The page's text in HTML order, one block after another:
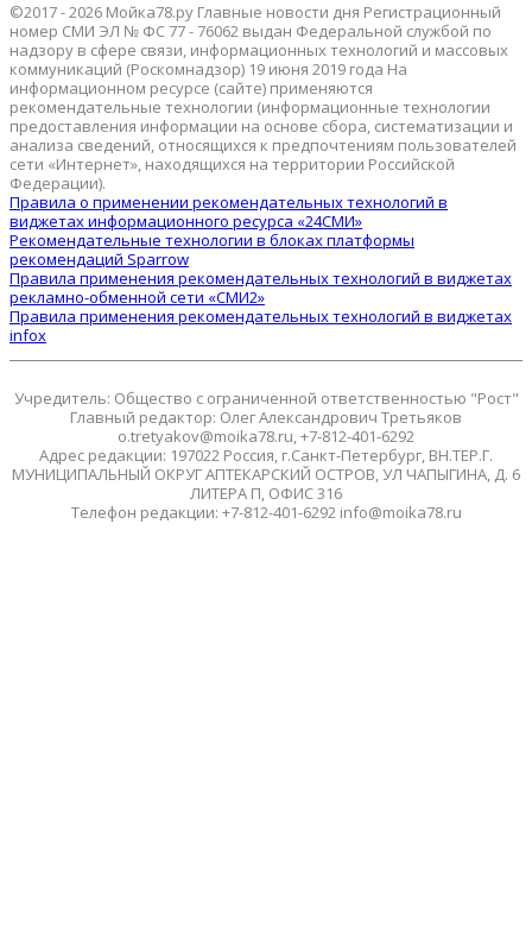
©2017 - 2026 Мойка78.ру Главные новости дня Регистрационный
номер СМИ ЭЛ № ФС 77 - 76062 выдан Федеральной службой по
надзору в сфере связи, информационных технологий и массовых
коммуникаций (Роскомнадзор) 19 июня 2019 года На
информационном ресурсе (сайте) применяются
рекомендательные технологии (информационные технологии
предоставления информации на основе сбора, систематизации и
анализа сведений, относящихся к предпочтениям пользователей
сети «Интернет», находящихся на территории Российской
Федерации).
Правила о применении рекомендательных технологий в
виджетах информационного ресурса «24СМИ»
Рекомендательные технологии в блоках платформы
рекомендаций Sparrow
Правила применения рекомендательных технологий в виджетах
рекламно-обменной сети «СМИ2»
Правила применения рекомендательных технологий в виджетах
infox
Учредитель: Общество с ограниченной ответственностью "Рост"
Главный редактор: Олег Александрович Третьяков
o.tretyakov@moika78.ru, +7-812-401-6292
Адрес редакции: 197022 Россия, г.Санкт-Петербург, ВН.ТЕР.Г.
МУНИЦИПАЛЬНЫЙ ОКРУГ АПТЕКАРСКИЙ ОСТРОВ, УЛ ЧАПЫГИНА, Д. 6
ЛИТЕРА П, ОФИС 316
Телефон редакции: +7-812-401-6292 info@moika78.ru